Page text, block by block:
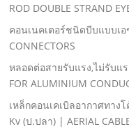
ROD DOUBLE STRAND
คอนเนคเตอร์ชนิดบีบแบบเอ
CONNECTORS
หลอดต่อสายรับแรง,ไม่รับแร
FOR ALUMINIUM
เหล็กคอนเคเบิลอากาศทาง
Kv (ป.ปลา) | AERIAL